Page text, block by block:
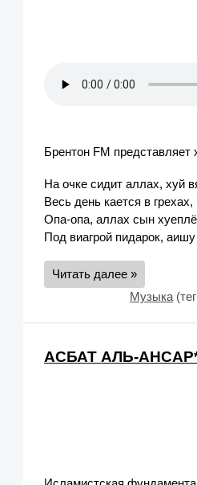
Брентон FM
На очке сидит аллах, хуй
Весь день кается в
Опа-опа, аллах сын
Под виагрой пидарок,
Читать далее »
Музыка
АСБАТ АЛЬ-